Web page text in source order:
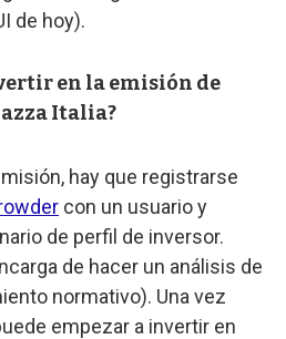
de hoy).
en la emisión de
Italia?
hay que registrarse
con un usuario y
de perfil de inversor.
de hacer un análisis de
normativo). Una vez
empezar a invertir en